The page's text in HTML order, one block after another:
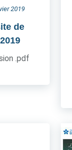
2019
de
.pdf